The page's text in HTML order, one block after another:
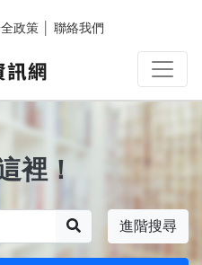
政策 聯絡我們
裡！
進階搜尋